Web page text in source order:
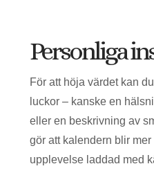
Personliga
För att höja värdet kan
luckor – kanske en
eller en beskrivning av
gör att kalendern blir
upplevelse laddad med